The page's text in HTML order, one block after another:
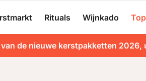
Rituals Wijnkado
de nieuwe kerstpakketten